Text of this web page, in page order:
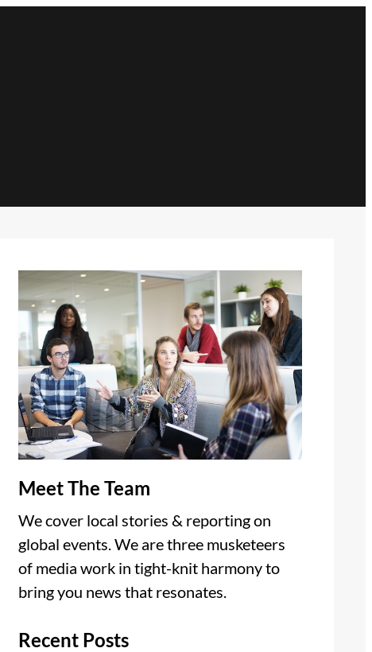
Meet The Team
We cover local stories & reporting on
global events. We are three musketeers
of media work in tight-knit harmony to
bring you news that resonates.
Recent Posts